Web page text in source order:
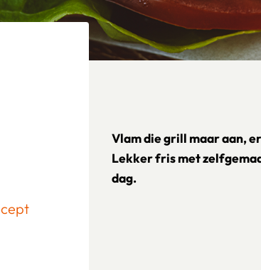
Vlam die grill maar aan,
Lekker fris met
dag.